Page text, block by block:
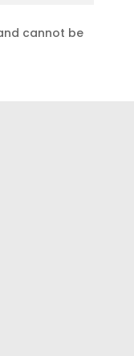
cannot be